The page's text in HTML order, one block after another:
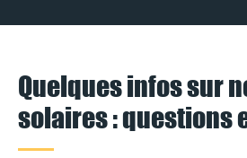
Quelques infos sur
solaires : questions